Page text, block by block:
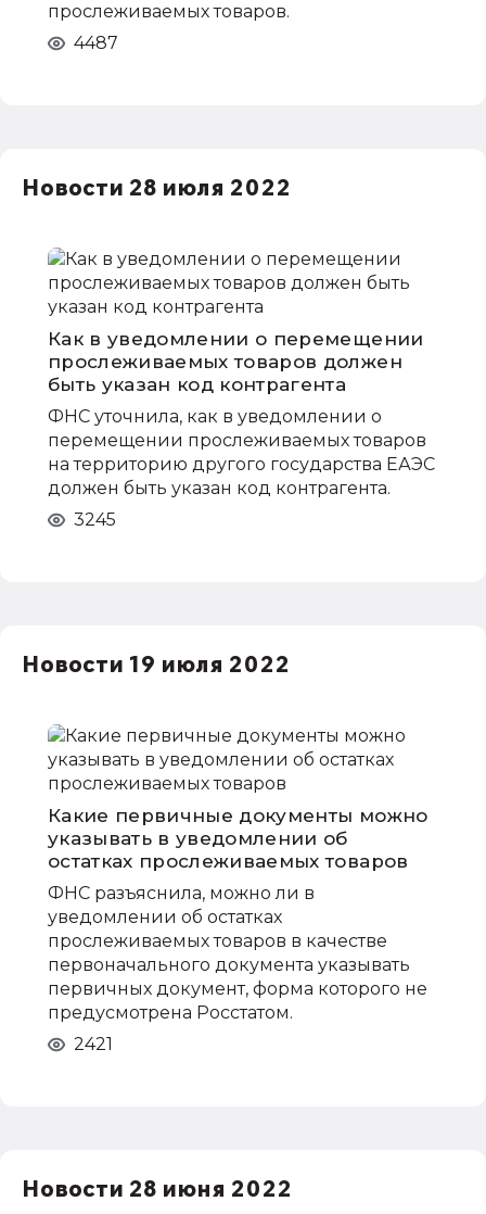
прослеживаемых товаров.
4487
Новости 28 июля 2022
Как в уведомлении о перемещении
прослеживаемых товаров должен
быть указан код контрагента
ФНС уточнила, как в уведомлении о
перемещении прослеживаемых товаров
на территорию другого государства ЕАЭС
должен быть указан код контрагента.
3245
Новости 19 июля 2022
Какие первичные документы можно
указывать в уведомлении об
остатках прослеживаемых товаров
ФНС разъяснила, можно ли в
уведомлении об остатках
прослеживаемых товаров в качестве
первоначального документа указывать
первичных документ, форма которого не
предусмотрена Росстатом.
2421
Новости 28 июня 2022